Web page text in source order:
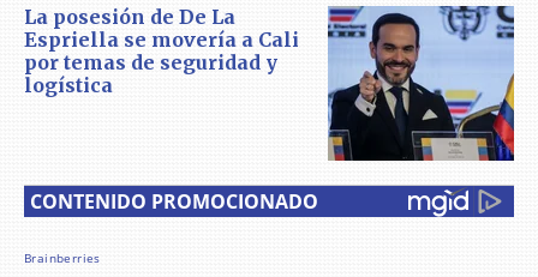
La posesión de De La
Espriella se movería a Cali
por temas de seguridad y
logística